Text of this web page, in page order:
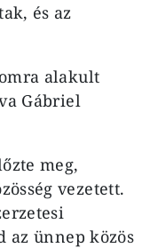
és az
alakult
Gábriel
meg,
vezetett.
az ünnep közös